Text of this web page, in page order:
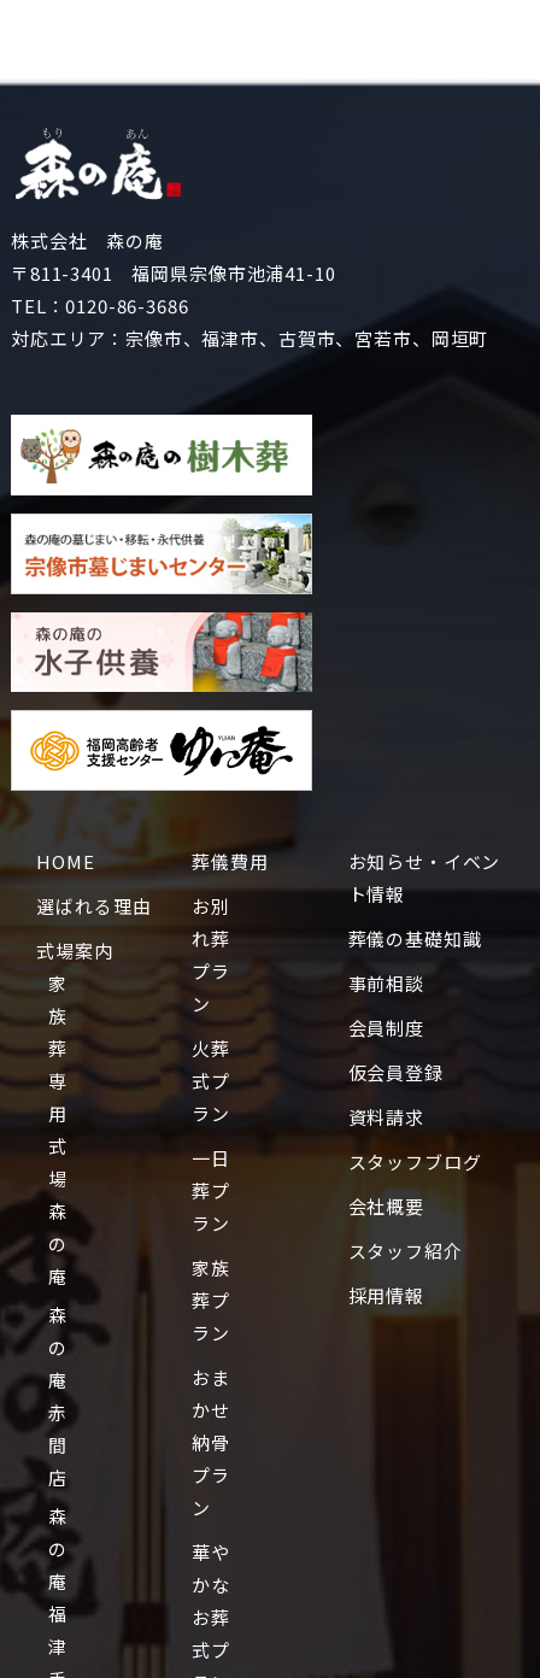
株式会社 森の庵
〒811-3401 福岡県宗像市池浦41-10
TEL：0120-86-3686
対応エリア：宗像市、福津市、古賀市、宮若市、岡垣町
HOME
選ばれる理由
式場案内
家
族
葬
専
用
式
場
森
の
庵
森
の
庵
赤
間
店
森
の
庵
福
津
葬儀費用
お別
れ葬
プラ
ン
火葬
式プ
ラン
一日
葬プ
ラン
家族
葬プ
ラン
おま
かせ
納骨
プラ
ン
華や
かな
お葬
式プ
お知らせ・イベン
ト情報
葬儀の基礎知識
事前相談
会員制度
仮会員登録
資料請求
スタッフブログ
会社概要
スタッフ紹介
採用情報